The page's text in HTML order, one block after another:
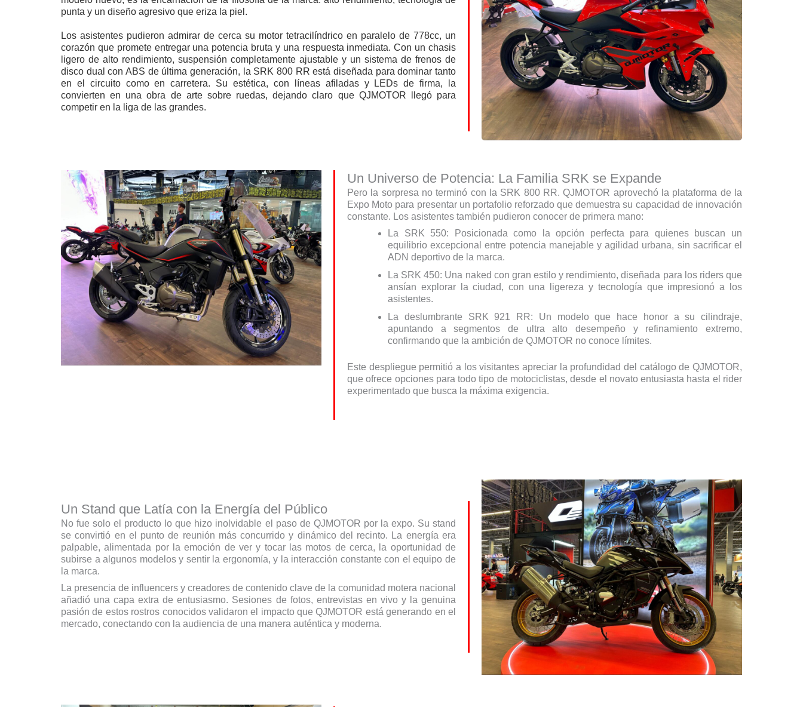
punta y un diseño agresivo que eriza la piel.
Los asistentes pudieron admirar de cerca su motor tetracilíndrico en paralelo de 778cc, un
corazón que promete entregar una potencia bruta y una respuesta inmediata. Con un chasis
ligero de alto rendimiento, suspensión completamente ajustable y un sistema de frenos de
disco dual con ABS de última generación, la SRK 800 RR está diseñada para dominar tanto
en el circuito como en carretera. Su estética, con líneas afiladas y LEDs de firma, la
convierten en una obra de arte sobre ruedas, dejando claro que QJMOTOR llegó para
competir en la liga de las grandes.
Un Universo de Potencia: La Familia SRK se Expande
Pero la sorpresa no terminó con la SRK 800 RR. QJMOTOR aprovechó la plataforma de la
Expo Moto para presentar un portafolio reforzado que demuestra su capacidad de innovación
constante. Los asistentes también pudieron conocer de primera mano:
La SRK 550: Posicionada como la opción perfecta para quienes buscan un
equilibrio excepcional entre potencia manejable y agilidad urbana, sin sacrificar el
ADN deportivo de la marca.
La SRK 450: Una naked con gran estilo y rendimiento, diseñada para los riders que
ansían explorar la ciudad, con una ligereza y tecnología que impresionó a los
asistentes.
La deslumbrante SRK 921 RR: Un modelo que hace honor a su cilindraje,
apuntando a segmentos de ultra alto desempeño y refinamiento extremo,
confirmando que la ambición de QJMOTOR no conoce límites.
Este despliegue permitió a los visitantes apreciar la profundidad del catálogo de QJMOTOR,
que ofrece opciones para todo tipo de motociclistas, desde el novato entusiasta hasta el rider
experimentado que busca la máxima exigencia.
Un Stand que Latía con la Energía del Público
No fue solo el producto lo que hizo inolvidable el paso de QJMOTOR por la expo. Su stand
se convirtió en el punto de reunión más concurrido y dinámico del recinto. La energía era
palpable, alimentada por la emoción de ver y tocar las motos de cerca, la oportunidad de
subirse a algunos modelos y sentir la ergonomía, y la interacción constante con el equipo de
la marca.
La presencia de influencers y creadores de contenido clave de la comunidad motera nacional
añadió una capa extra de entusiasmo. Sesiones de fotos, entrevistas en vivo y la genuina
pasión de estos rostros conocidos validaron el impacto que QJMOTOR está generando en el
mercado, conectando con la audiencia de una manera auténtica y moderna.